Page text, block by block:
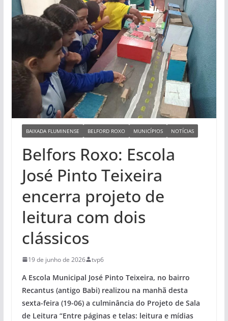
BAIXADA FLUMINENSE BELFORD ROXO MUNICÍPIOS NOTÍCIAS
Belfors Roxo: Escola
José Pinto Teixeira
encerra projeto de
leitura com dois
clássicos
19 de junho de 2026 tvp6
A Escola Municipal José Pinto Teixeira, no bairro
Recantus (antigo Babi) realizou na manhã desta
sexta-feira (19-06) a culminância do Projeto de Sala
de Leitura “Entre páginas e telas: leitura e mídias